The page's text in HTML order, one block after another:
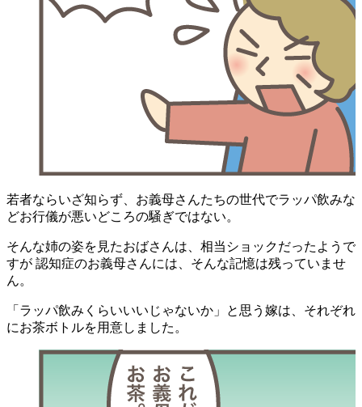
若者ならいざ知らず、お義母さんたちの世代でラッパ飲みな
どお行儀が悪いどころの騒ぎではない。
そんな姉の姿を見たおばさんは、相当ショックだったようで
すが 認知症のお義母さんには、そんな記憶は残っていませ
ん。
「ラッパ飲みくらいいいじゃないか」と思う嫁は、それぞれ
にお茶ボトルを用意しました。